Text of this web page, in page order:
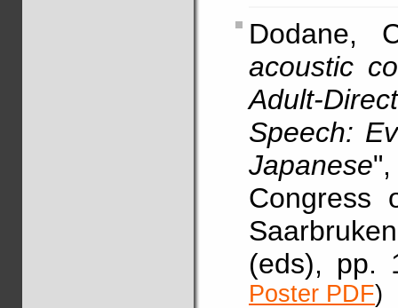
Dodane,
acoustic
Adult-
Speech:
Japanese
Congress
(eds), pp.
Poster PDF)